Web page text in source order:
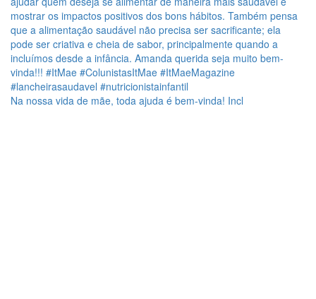
Na nossa vida de mãe, toda ajuda é bem-vinda! Incl